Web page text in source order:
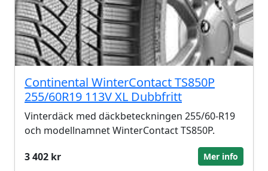
Continental WinterContact TS850P
255/60R19 113V XL Dubbfritt
Vinterdäck med däckbeteckningen 255/60-R19
och modellnamnet WinterContact TS850P.
3 402 kr
Mer info